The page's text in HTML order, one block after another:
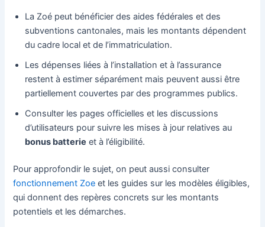
La Zoé peut bénéficier des aides fédérales et des
subventions cantonales, mais les montants dépendent
du cadre local et de l’immatriculation.
Les dépenses liées à l’installation et à l’assurance
restent à estimer séparément mais peuvent aussi être
partiellement couvertes par des programmes publics.
Consulter les pages officielles et les discussions
d’utilisateurs pour suivre les mises à jour relatives au
bonus batterie et à l’éligibilité.
Pour approfondir le sujet, on peut aussi consulter
fonctionnement Zoe et les guides sur les modèles éligibles,
qui donnent des repères concrets sur les montants
potentiels et les démarches.